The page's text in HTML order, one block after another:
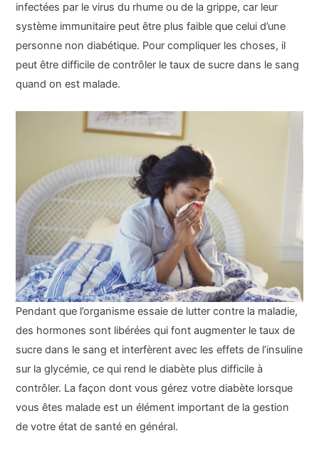
infectées par le virus du rhume ou de la grippe, car leur
système immunitaire peut être plus faible que celui d’une
personne non diabétique. Pour compliquer les choses, il
peut être difficile de contrôler le taux de sucre dans le sang
quand on est malade.
Pendant que l’organisme essaie de lutter contre la maladie,
des hormones sont libérées qui font augmenter le taux de
sucre dans le sang et interfèrent avec les effets de l’insuline
sur la glycémie, ce qui rend le diabète plus difficile à
contrôler. La façon dont vous gérez votre diabète lorsque
vous êtes malade est un élément important de la gestion
de votre état de santé en général.